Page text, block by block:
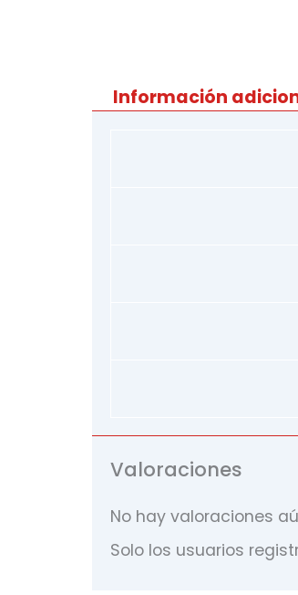
Información
Valoraciones
No hay valoraciones
Solo los usuarios